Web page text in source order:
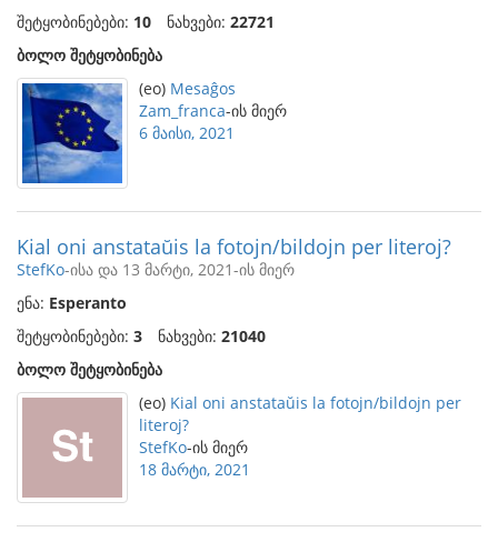
შეტყობინებები: 10 ნახვები: 22721
ბოლო შეტყობინება
(eo) Mesaĝos
Zam_franca-ის მიერ
6 მაისი, 2021
Kial oni anstataŭis la fotojn/bildojn per literoj?
StefKo-ისა და 13 მარტი, 2021-ის მიერ
ენა: Esperanto
შეტყობინებები: 3 ნახვები: 21040
ბოლო შეტყობინება
(eo) Kial oni anstataŭis la fotojn/bildojn per
literoj?
StefKo-ის მიერ
18 მარტი, 2021